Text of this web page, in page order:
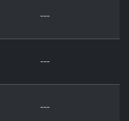
---
---
---